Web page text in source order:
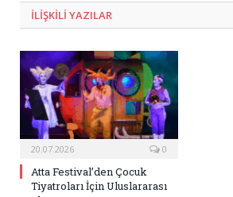
ILIŞKILI YAZILAR
20.07.2026 0
Atta Festival’den Çocuk
Tiyatroları İçin Uluslararası